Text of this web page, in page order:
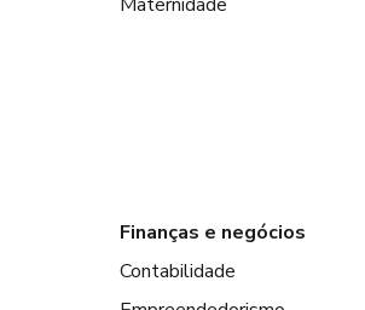
Finanças e negócios
Contabilidade